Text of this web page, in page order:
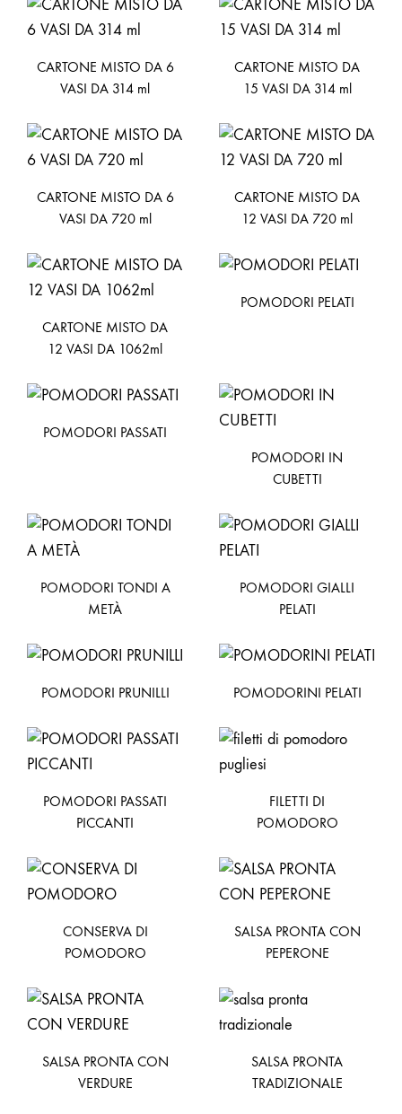
CARTONE MISTO DA 6
VASI DA 314 ml
CARTONE MISTO DA
15 VASI DA 314 ml
CARTONE MISTO DA 6
VASI DA 720 ml
CARTONE MISTO DA
12 VASI DA 720 ml
CARTONE MISTO DA
12 VASI DA 1062ml
POMODORI PELATI
POMODORI PASSATI
POMODORI IN
CUBETTI
POMODORI TONDI A
METÀ
POMODORI GIALLI
PELATI
POMODORI PRUNILLI POMODORINI PELATI
POMODORI PASSATI
PICCANTI
FILETTI DI
POMODORO
CONSERVA DI
POMODORO
SALSA PRONTA CON
PEPERONE
SALSA PRONTA CON
VERDURE
SALSA PRONTA
TRADIZIONALE